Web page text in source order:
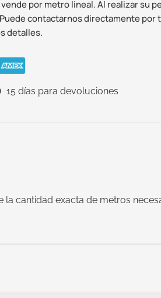
por metro lineal. Al realizar su
contactarnos directamente por
detalles.
15 días para devoluciones
cantidad exacta de metros